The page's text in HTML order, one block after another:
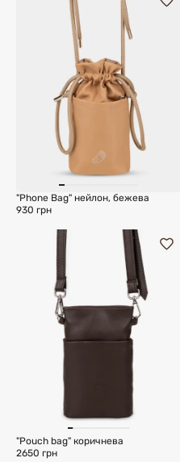
"Phone Bag" нейлон, бежева
930 грн
"Pouch bag" коричнева
2650 грн